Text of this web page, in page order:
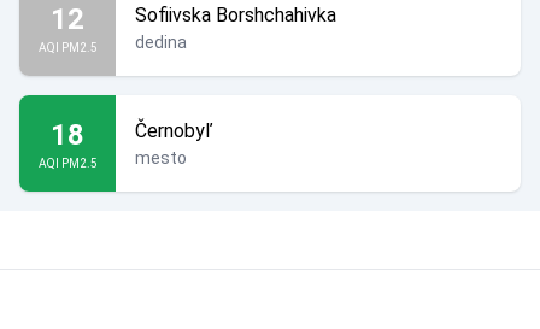
12
AQI PM2.5
Sofiivska Borshchahivka
dedina
18
AQI PM2.5
Černobyľ
mesto